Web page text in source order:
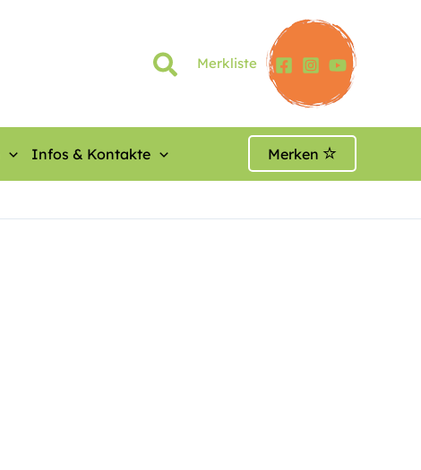
Merkliste
Infos & Kontakte Merken